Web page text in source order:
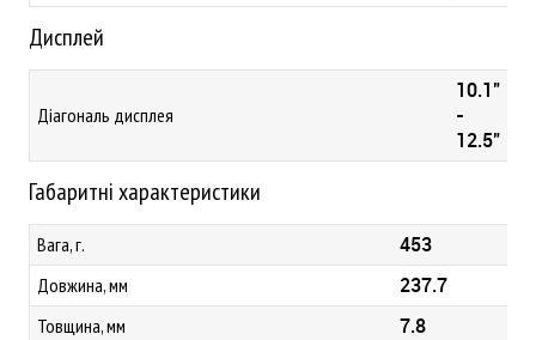
Дисплей
Діагональ дисплея
10.1"
-
12.5"
Габаритні характеристики
Вага, г. 453
Довжина, мм 237.7
Товщина, мм 7.8